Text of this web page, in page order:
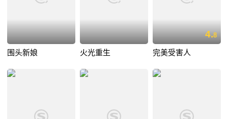
围头新娘 火光重生
4.8
完美受害人